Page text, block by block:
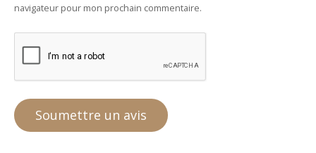
navigateur pour mon prochain commentaire.